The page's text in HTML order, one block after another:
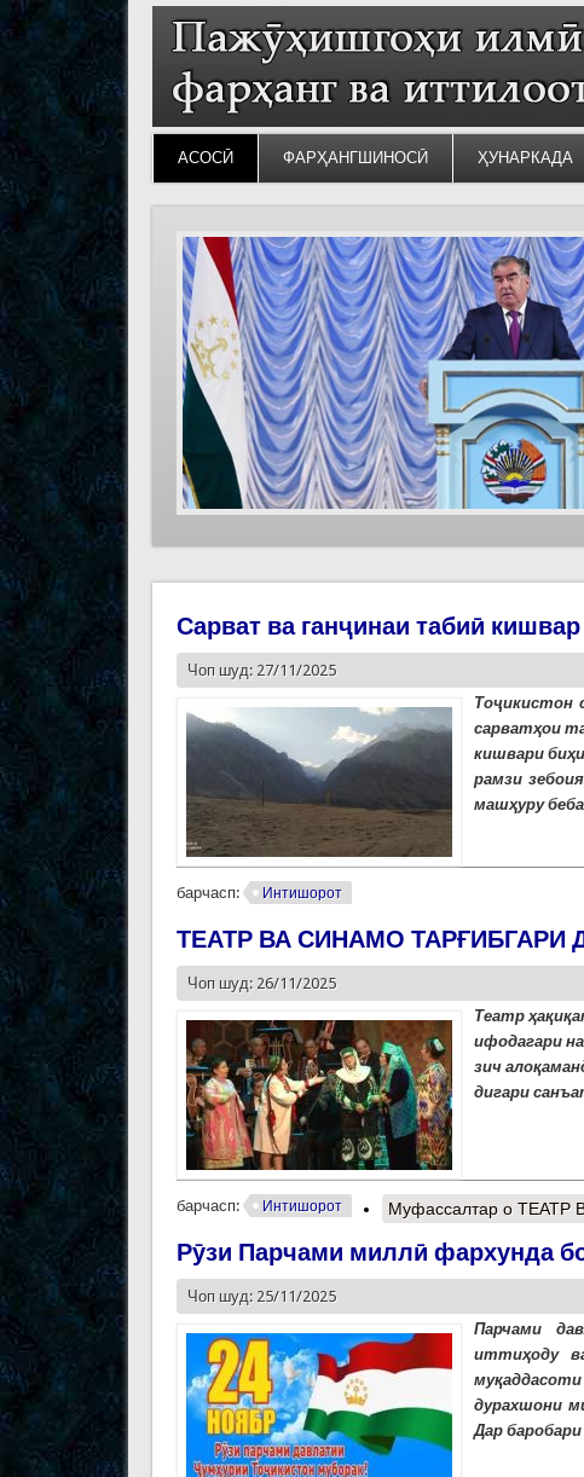
АСОСӢ ФАРҲАНГШИНОСӢ ҲУНАРКАДА
Сарват ва ганҷинаи табиӣ кишвар
Чоп шуд: 27/11/2025
Тоҷикистон
сарватҳои
кишвари
рамзи
машҳуру
барчасп: Интишорот
ТЕАТР ВА СИНАМО
Чоп шуд: 26/11/2025
Театр
ифодагари
зич
дигари
барчасп: Интишорот Муфассалтар о ТЕАТР
Рӯзи Парчами миллӣ фархунда
Чоп шуд: 25/11/2025
Парчами
иттиҳоду
дурахшони
Дар